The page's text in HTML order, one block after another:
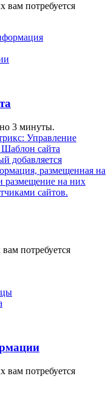
вам потребуется
3 минуты.
Управление
сайта
добавляется
размещенная на
размещение на них
сайтов.
потребуется
вам потребуется